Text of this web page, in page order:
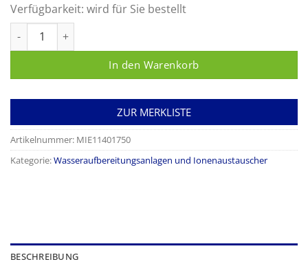
Verfügbarkeit: wird für Sie bestellt
In den Warenkorb
ZUR MERKLISTE
Artikelnummer: MIE11401750
Kategorie:Wasseraufbereitungsanlagen und Ionenaustauscher
BESCHREIBUNG